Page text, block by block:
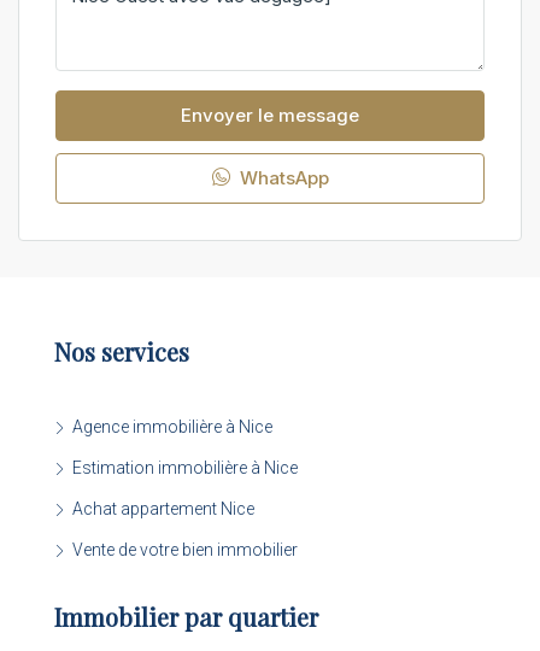
Envoyer le message
WhatsApp
Nos services
Agence immobilière à Nice
Estimation immobilière à Nice
Achat appartement Nice
Vente de votre bien immobilier
Immobilier par quartier